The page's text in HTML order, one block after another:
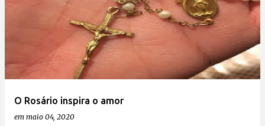
O Rosário inspira o amor
em maio 04, 2020